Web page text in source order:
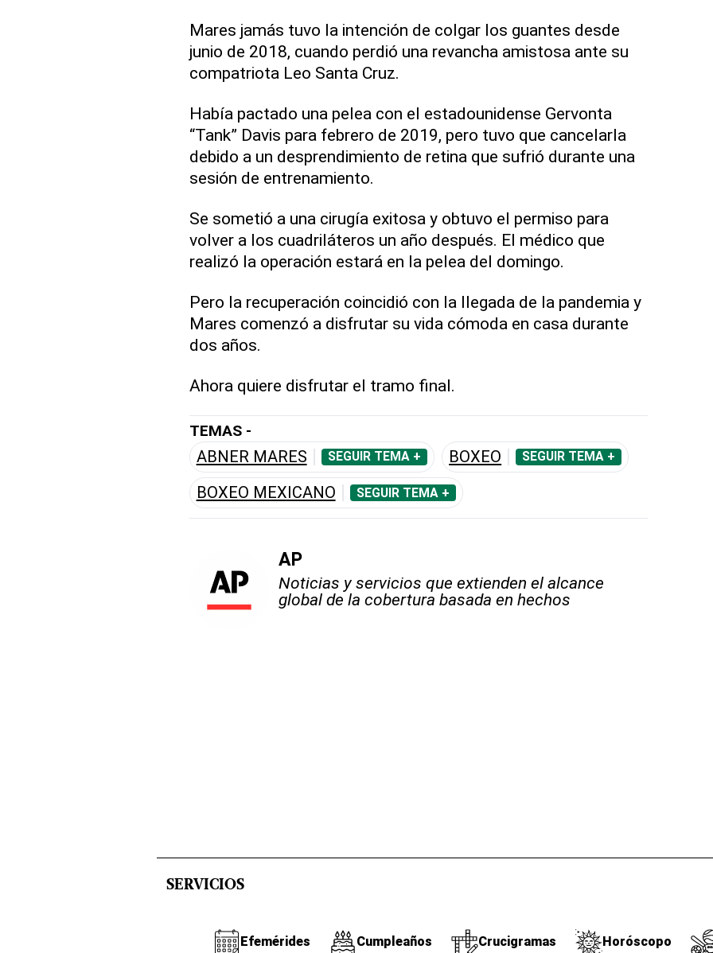
Mares jamás tuvo la intención de colgar los guantes desde
junio de 2018, cuando perdió una revancha amistosa ante su
compatriota Leo Santa Cruz.
Había pactado una pelea con el estadounidense Gervonta
“Tank” Davis para febrero de 2019, pero tuvo que cancelarla
debido a un desprendimiento de retina que sufrió durante una
sesión de entrenamiento.
Se sometió a una cirugía exitosa y obtuvo el permiso para
volver a los cuadriláteros un año después. El médico que
realizó la operación estará en la pelea del domingo.
Pero la recuperación coincidió con la llegada de la pandemia y
Mares comenzó a disfrutar su vida cómoda en casa durante
dos años.
Ahora quiere disfrutar el tramo final.
TEMAS -
ABNER MARES SEGUIR TEMA + BOXEO SEGUIR TEMA +
BOXEO MEXICANO SEGUIR TEMA +
AP
Noticias y servicios que extienden el alcance
global de la cobertura basada en hechos
SERVICIOS
Efemérides Cumpleaños Crucigramas Horóscopo